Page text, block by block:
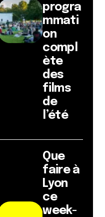
progra
mmati
on
compl
ète
des
films
de
l’été
Que
faire à
Lyon
ce
week-